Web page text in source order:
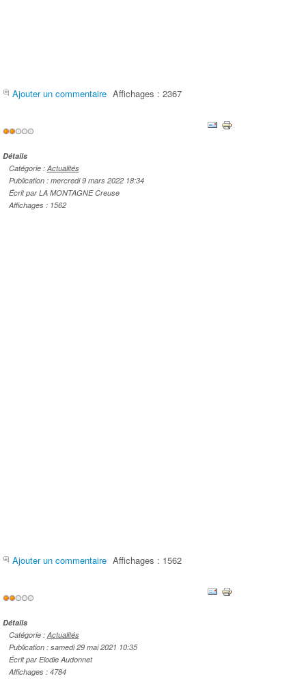
Ajouter un commentaire Affichages : 2367
Vote
Détails
Catégorie : Actualités
Publication : mercredi 9 mars 2022 18:34
Écrit par LA MONTAGNE Creuse
Affichages : 1562
Ajouter un commentaire Affichages : 1562
Vote
Détails
Catégorie : Actualités
Publication : samedi 29 mai 2021 10:35
Écrit par Elodie Audonnet
Affichages : 4784